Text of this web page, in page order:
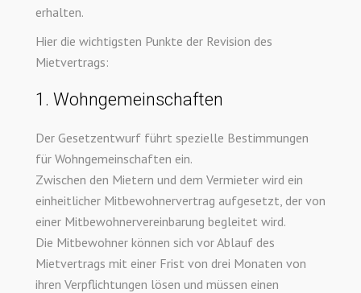
erhalten.
Hier die wichtigsten Punkte der Revision des
Mietvertrags:
1. Wohngemeinschaften
Der Gesetzentwurf führt spezielle Bestimmungen
für Wohngemeinschaften ein.
Zwischen den Mietern und dem Vermieter wird ein
einheitlicher Mitbewohnervertrag aufgesetzt, der von
einer Mitbewohnervereinbarung begleitet wird.
Die Mitbewohner können sich vor Ablauf des
Mietvertrags mit einer Frist von drei Monaten von
ihren Verpflichtungen lösen und müssen einen